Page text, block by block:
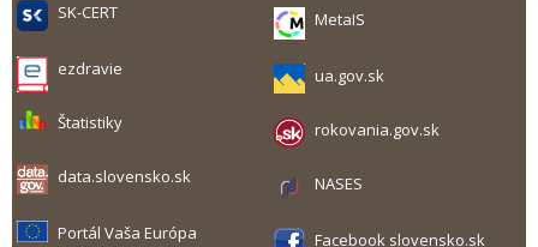
SK-CERT MetaIS
ezdravie ua.gov.sk
Štatistiky rokovania.gov.sk
data.slovensko.sk NASES
Portál Vaša Európa Facebook slovensko.sk